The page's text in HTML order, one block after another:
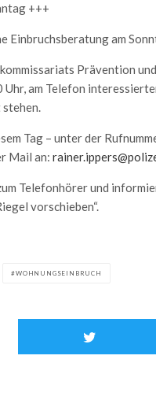
+++
Einbruchsberatung am
Prävention
am Telefon
stehen.
Tag – unter der
Mail an:
Telefonhörer und
vorschieben“.
WOHNUNGSEINBRUCH